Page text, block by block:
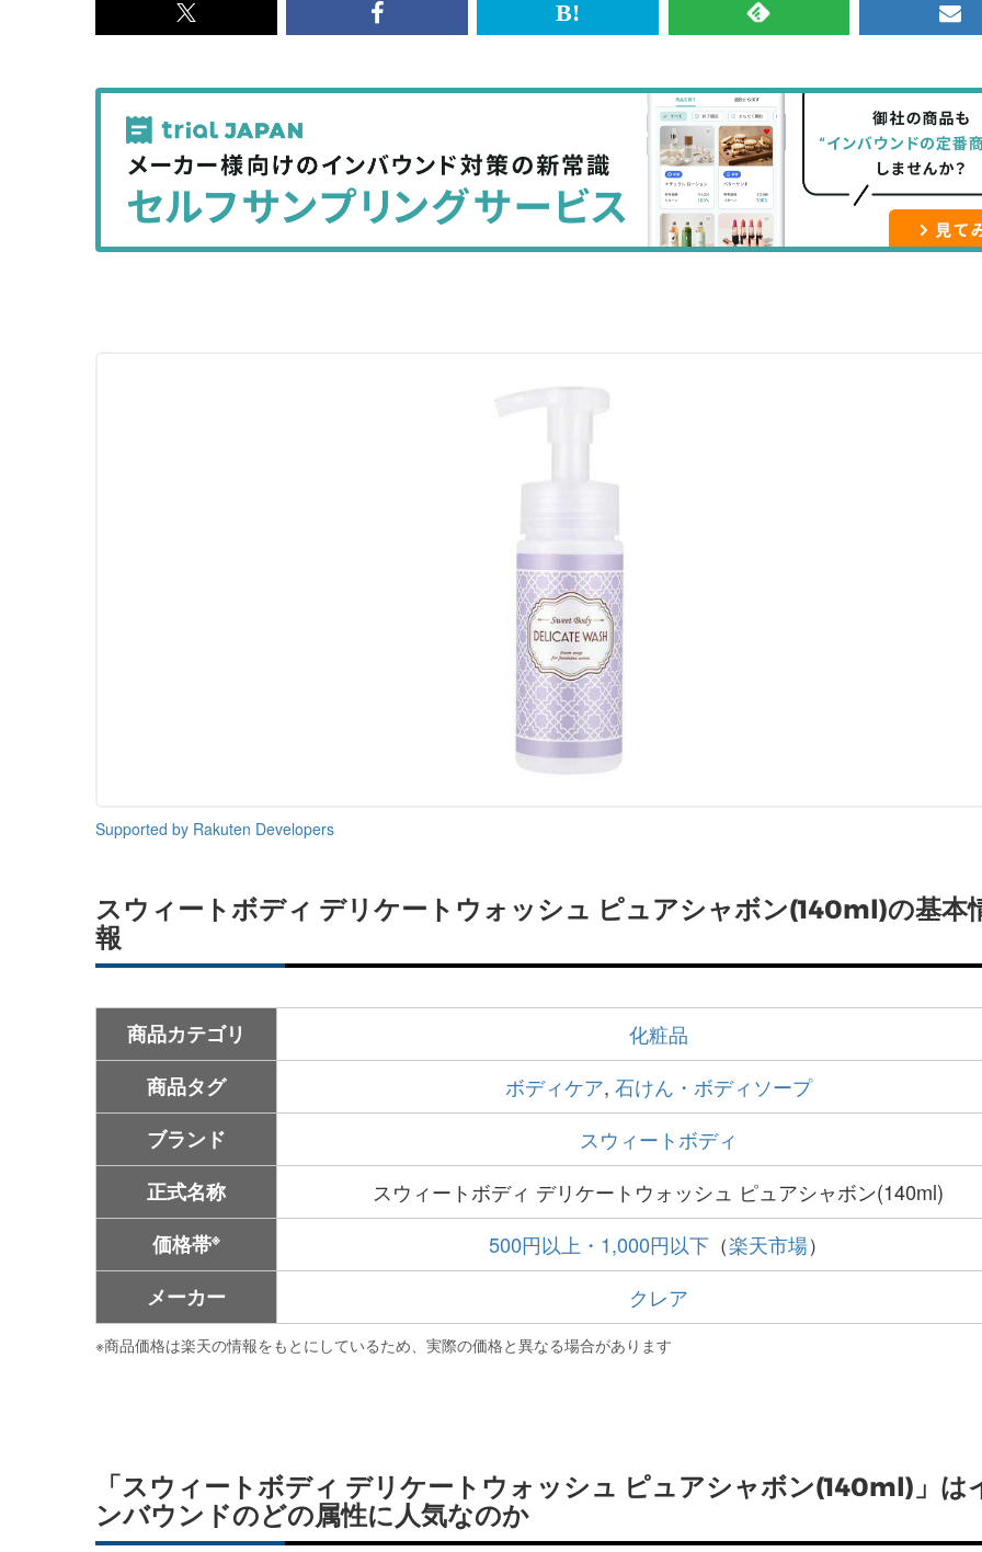
x<br>
記
事
を
シ
ェ
Facebook<br>
記
を
シ
ェ
は
な
ッ
ク
マ
RSS
記
事
を
購
読
メ
マ
ガ
登
録
す
Supported by Rakuten Developers
スウィートボディ デリケートウォッシュ ピュアシャボン(140ml)の基本
報
商品カテゴリ
化粧品
商品タグ
ボディケア, 石けん・ボディソープ
ブランド
スウィートボディ
正式名称
スウィートボディ デリケートウォッシュ ピュアシャボン(140ml)
価格帯※ 500円以上・1,000円以下 （楽天市場）
メーカー
クレア
※商品価格は楽天の情報をもとにしているため、実際の価格と異なる場合があります
「スウィートボディ デリケートウォッシュ ピュアシャボン(140ml)」は
ンバウンドのどの属性に人気なのか